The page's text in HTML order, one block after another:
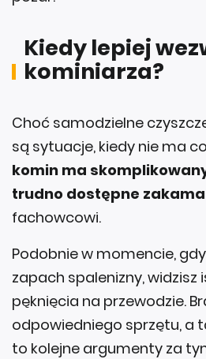
Kiedy lepiej
kominiarza?
Choć samodzielne
są sytuacje, kiedy nie ma
komin ma
trudno dostępne
fachowcowi.
Podobnie w momencie,
zapach spalenizny, widzisz
pęknięcia na przewodzie.
odpowiedniego sprzętu, a
to kolejne argumenty za